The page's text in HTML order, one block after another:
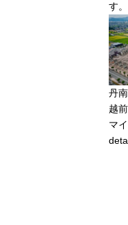
す。
丹南
越
マ